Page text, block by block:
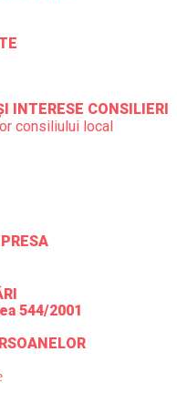
INTERESE CONSILIERI
consiliului local
544/2001